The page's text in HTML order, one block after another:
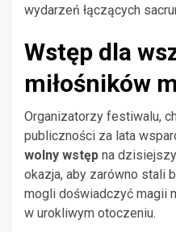
wydarzeń łączących
Wstęp dla
miłośników
Organizatorzy festiwalu,
publiczności za lata
wolny wstęp na
okazja, aby zarówno stali
mogli doświadczyć magii
w urokliwym otoczeniu.